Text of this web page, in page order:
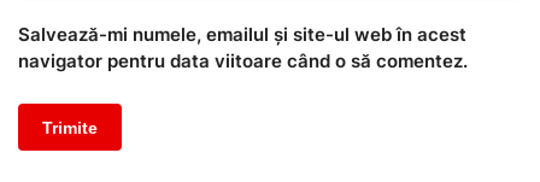
Salvează-mi numele, emailul și site-ul web în acest
navigator pentru data viitoare când o să comentez.